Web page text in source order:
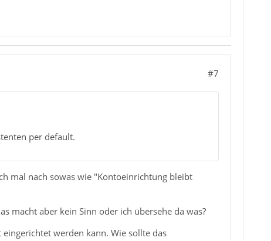
#7
per default.
mal nach sowas wie "Kontoeinrichtung bleibt
macht aber kein Sinn oder ich übersehe da was?
werden kann. Wie sollte das